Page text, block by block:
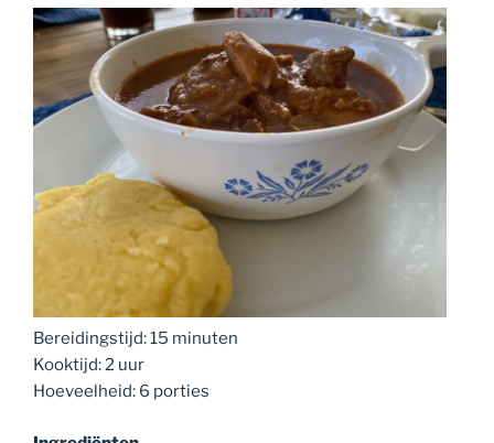
Bereidingstijd: 15 minuten
Kooktijd: 2 uur
Hoeveelheid: 6 porties